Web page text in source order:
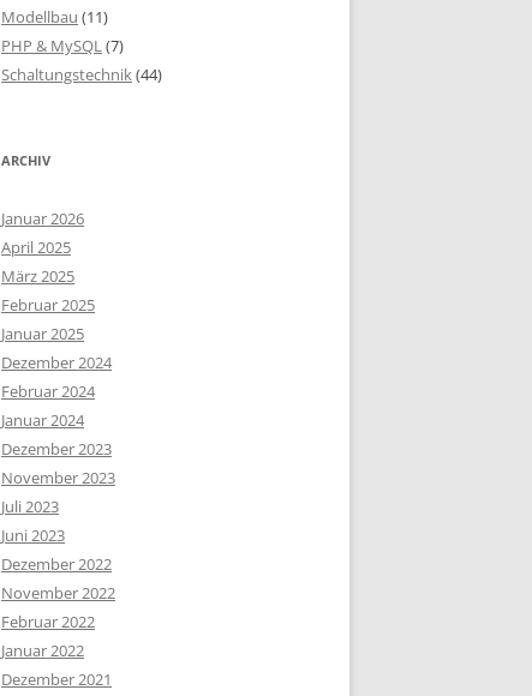
Modellbau (11)
PHP & MySQL(7)
Schaltungstechnik(44)
ARCHIV
Januar 2026
April 2025
März 2025
Februar 2025
Januar 2025
Dezember 2024
Februar 2024
Januar 2024
Dezember 2023
November 2023
Juli 2023
Juni 2023
Dezember 2022
November 2022
Februar 2022
Januar 2022
Dezember 2021